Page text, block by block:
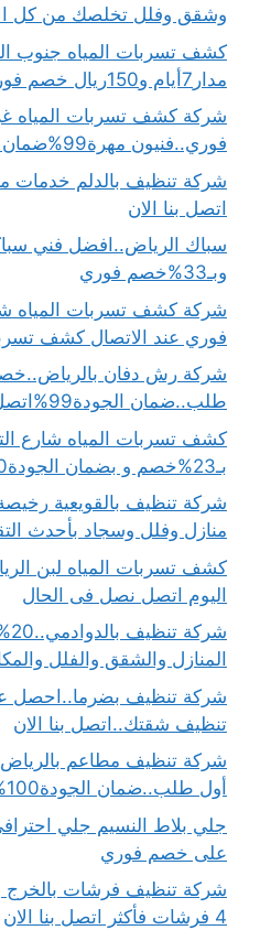
وشقق وفلل تخلصك من كل
مدار7أيام و150ريال خصم فوري
فوري..فنيون مهرة99%ضمان اتصل الان
اتصل بنا الان
وبـ33%خصم فوري
فوري عند الاتصال كشف تسربات
طلب..ضمان الجودة99%اتصل بنا
كشف تسربات المياه شارع
بـ23%خصم و بضمان الجودة100% اتصل الان
منازل وفلل وسجاد بأحدث
اليوم اتصل نصل فى الحال
المنازل والشقق والفلل
تنظيف شقتك..اتصل بنا الان
أول طلب..ضمان الجودة100%على جميع الخدمات
على خصم فوري
4 فرشات فأكثر اتصل بنا الان